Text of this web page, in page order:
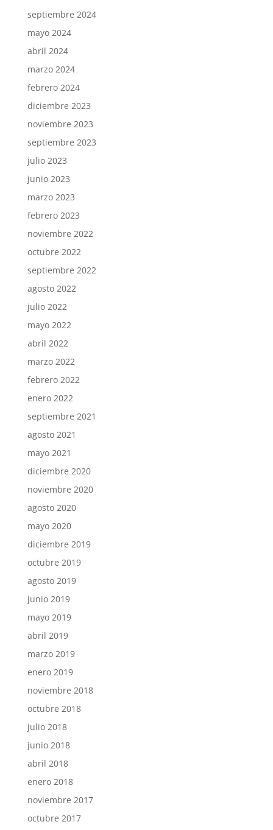
septiembre 2024
mayo 2024
abril 2024
marzo 2024
febrero 2024
diciembre 2023
noviembre 2023
septiembre 2023
julio 2023
junio 2023
marzo 2023
febrero 2023
noviembre 2022
octubre 2022
septiembre 2022
agosto 2022
julio 2022
mayo 2022
abril 2022
marzo 2022
febrero 2022
enero 2022
septiembre 2021
agosto 2021
mayo 2021
diciembre 2020
noviembre 2020
agosto 2020
mayo 2020
diciembre 2019
octubre 2019
agosto 2019
junio 2019
mayo 2019
abril 2019
marzo 2019
enero 2019
noviembre 2018
octubre 2018
julio 2018
junio 2018
abril 2018
enero 2018
noviembre 2017
octubre 2017